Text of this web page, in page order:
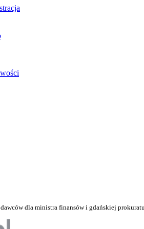
i logowanie do serwisu
dla ministra finansów i gdańskiej